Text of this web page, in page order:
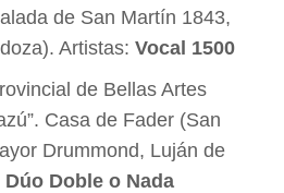
de San Martín 1843,
Artistas: Vocal 1500
de Bellas Artes
Casa de Fader (San
Drummond, Luján de
Dúo Doble o Nada